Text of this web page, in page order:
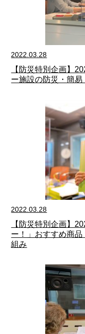
2022.03.28
【防災特別企画】
ー施設の防災・簡
2022.03.28
【防災特別企画】
ー！」おすすめ商
組み